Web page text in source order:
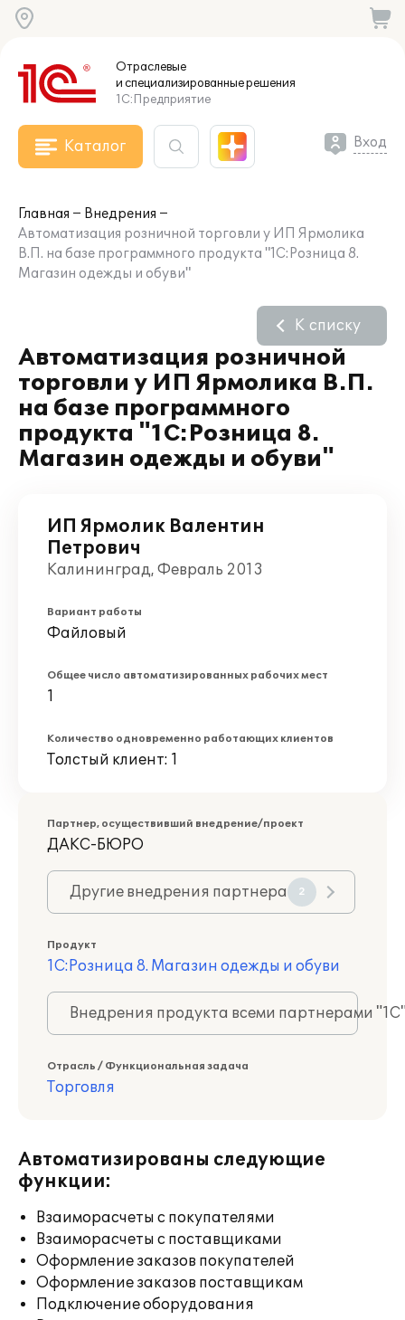
Отраслевые
и специализированныерешения
1С:Предприятие
Каталог Вход
Главная
Внедрения
Автоматизация розничной торговли у ИП Ярмолика
В.П. на базе программного продукта "1С:Розница 8.
Магазин одежды и обуви"
Автоматизация розничной
торговли у ИП Ярмолика В.П.
на базе программного
продукта "1С:Розница 8.
Магазин одежды и обуви"
К списку
ИП Ярмолик Валентин
Петрович
Калининград, Февраль 2013
Вариант работы
Файловый
Общее число автоматизированных рабочих мест
1
Количество одновременно работающих клиентов
Толстый клиент: 1
Партнер, осуществивший внедрение/проект
ДАКС-БЮРО
Другие внедрения партнера 2
Продукт
1С:Розница 8. Магазин одежды и обуви
Внедрения продукта всеми партнерами
Отрасль / Функциональная задача
Торговля
Автоматизированы следующие
функции:
Взаиморасчеты с покупателями
Взаиморасчеты с поставщиками
Оформление заказов покупателей
Оформление заказов поставщикам
Подключение оборудования